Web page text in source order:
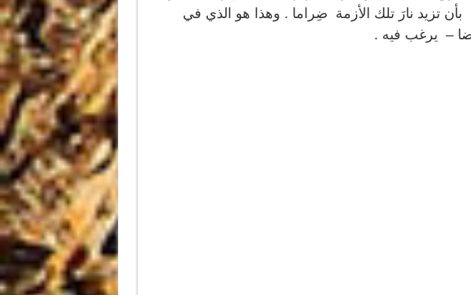
بأن تزيد نارَ تلك الأزمة ضِراما . وهذا هو الذي في
– يرغب فيه .